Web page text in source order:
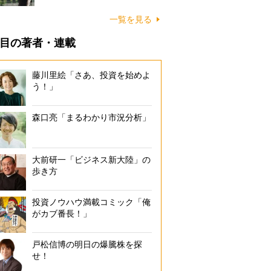
一覧を見る
の著者・連載
藤川里絵「さあ、投資を始めよ
う！」
森口亮「まるわかり市況分析」
大前研一「ビジネス新大陸」の
歩き方
投資ノウハウ満載コミック「俺
がカブ番長！」
戸松信博の明日の爆騰株を探
せ！